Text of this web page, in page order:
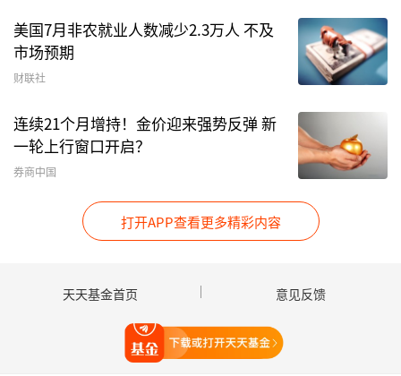
美国7月非农就业人数减少2.3万人 不及
市场预期
财联社
连续21个月增持！金价迎来强势反弹 新
一轮上行窗口开启？
券商中国
打开APP查看更多精彩内容
天天基金首页 意见反馈
打开天天基金